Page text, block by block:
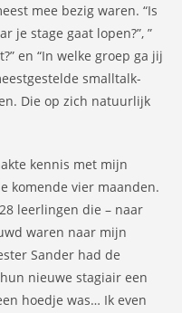
mee bezig waren. “Is
je stage gaat lopen?”, ”
en “In welke groep ga jij
smalltalk-
Die op zich natuurlijk
kennis met mijn
komende vier maanden.
leerlingen die – naar
waren naar mijn
Sander had de
nieuwe stagiair een
hoedje was… Ik even